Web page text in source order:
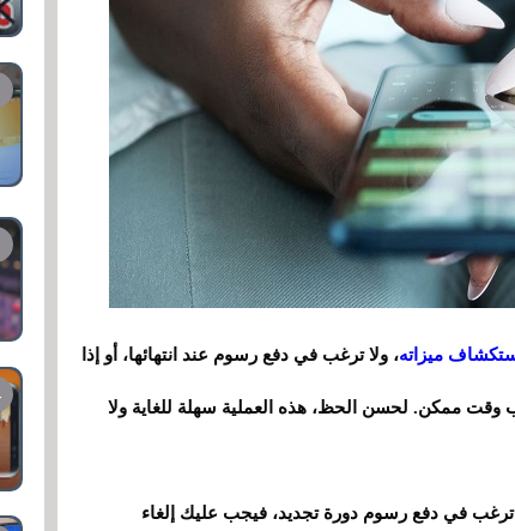
ميزاته، ولا ترغب في دفع رسوم عند انتهائها، أو إذا
وقت ممكن. لحسن الحظ، هذه العملية سهلة للغاية ولا
ترغب في دفع رسوم دورة تجديد، فيجب عليك إلغاء